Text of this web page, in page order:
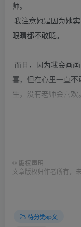
师。
我注意她是因为她
眼睛都不敢眨。
而且，因为我会画
喜，但在心里一直
生，没有老师会喜欢
就这样懵懵懂懂轰
© 版权声明
文章版权归作者所有，
待分类sp文